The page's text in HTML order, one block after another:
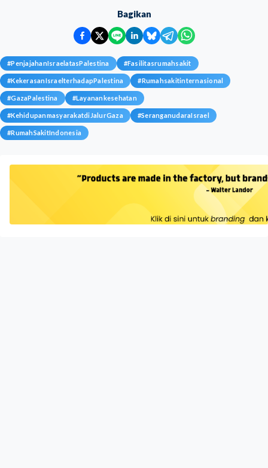
Bagikan
#PenjajahanIsraelatasPalestina #Fasilitasrumahsakit
#KekerasanIsraelterhadapPalestina #Rumahsakitinternasional
#GazaPalestina #Layanankesehatan
#KehidupanmasyarakatdiJalurGaza #SeranganudaraIsrael
#RumahSakitIndonesia